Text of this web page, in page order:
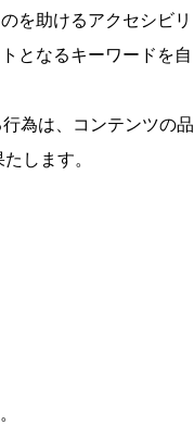
を助けるアクセシビリ
となるキーワードを自
為は、コンテンツの品
します。